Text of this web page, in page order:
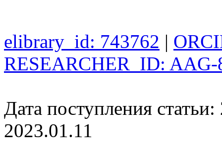
elibrary_id: 743762 |
RESEARCHER_ID: AAG-
Дата поступления
2023.01.11